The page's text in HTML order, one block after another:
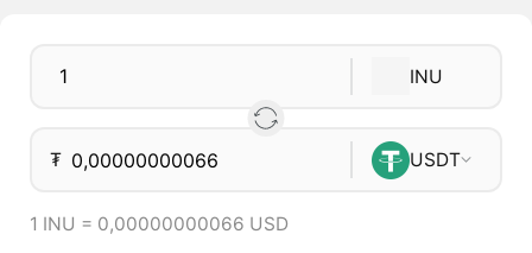
INU
₮ USDT
1 INU = 0,00000000066 USD